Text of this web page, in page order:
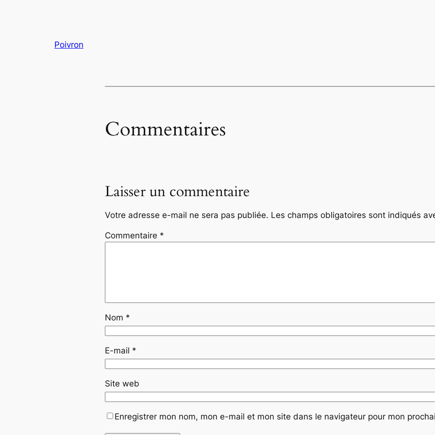
Poivron
Commentaires
Laisser un commentaire
Votre adresse e-mail ne sera pas publiée. Les champs obligatoires sont indiqués
Commentaire *
Nom *
E-mail *
Site web
Enregistrer mon nom, mon e-mail et mon site dans le navigateur pour mon